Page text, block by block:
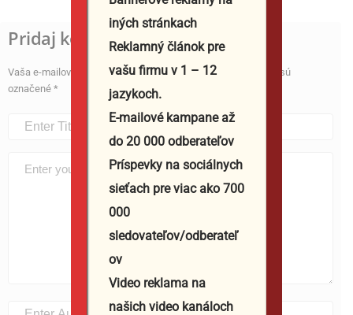
Pridaj komentár
Vaša e-mailová adresa nebude zverejnená.
Vyžadované polia sú
označené *
iných stránkach
Reklamný článok pre
vašu firmu v 1 – 12
jazykoch.
E-mailové kampane až
do 20 000 odberateľov
Príspevky na sociálnych
sieťach pre viac ako 700
000
sledovateľov/odberateľ
ov
Video reklama na
našich video kanáloch